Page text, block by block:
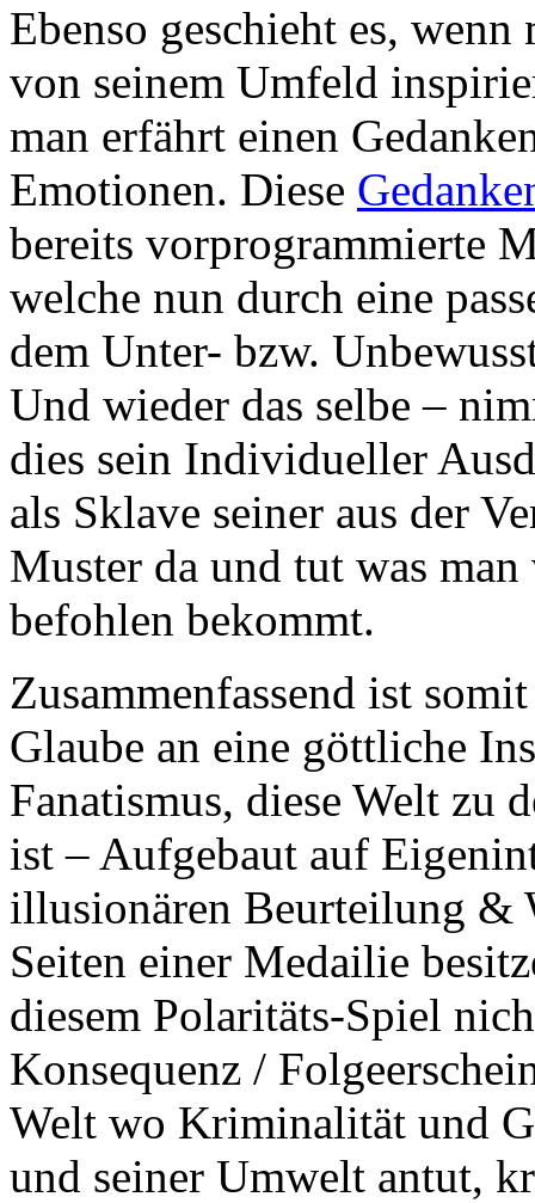
Ebenso geschieht es,
von seinem Umfeld
man erfährt einen
Emotionen. Diese
bereits vorprogrammierte
welche nun durch eine
dem Unter- bzw.
Und wieder das selbe –
dies sein Individueller
als Sklave seiner aus der
Muster da und tut was
befohlen bekommt.
Zusammenfassend ist
Glaube an eine göttliche
Fanatismus, diese Welt zu
ist – Aufgebaut auf
illusionären Beurteilung &
Seiten einer Medailie
diesem Polaritäts-Spiel
Konsequenz /
Welt wo Kriminalität und
und seiner Umwelt antut,